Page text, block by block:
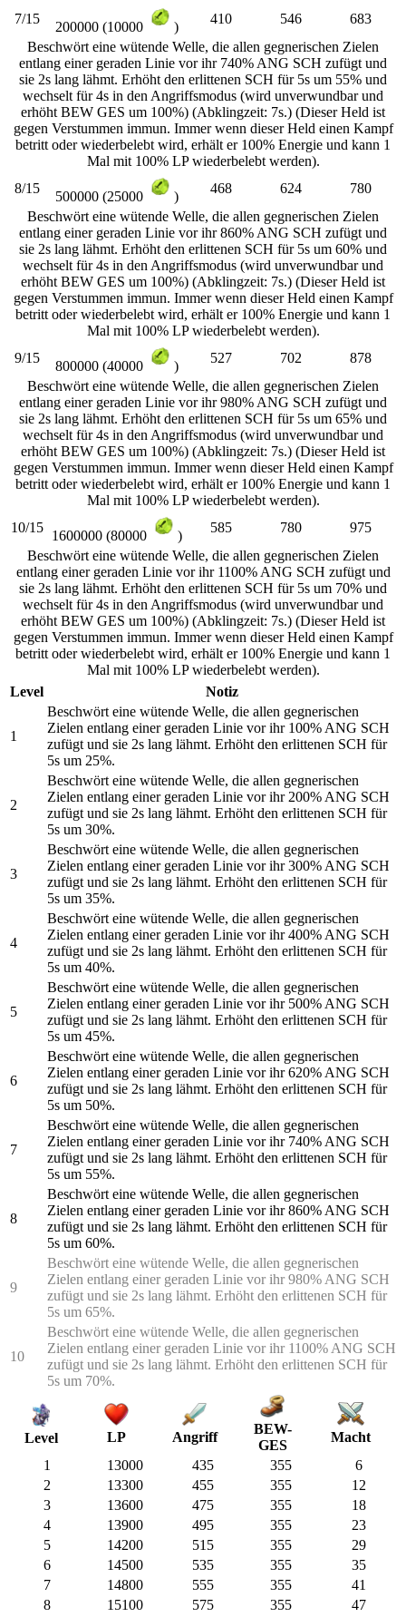
7/15
200000 (10000 )
410 546
683
Beschwört eine wütende Welle, die allen gegnerischen Zielen
entlang einer geraden Linie vor ihr 740% ANG SCH zufügt und
sie 2s lang lähmt. Erhöht den erlittenen SCH für 5s um 55% und
wechselt für 4s in den Angriffsmodus (wird unverwundbar und
erhöht BEW GES um 100%) (Abklingzeit: 7s.) (Dieser Held ist
gegen Verstummen immun. Immer wenn dieser Held einen Kampf
betritt oder wiederbelebt wird, erhält er 100% Energie und kann 1
Mal mit 100% LP wiederbelebt werden).
8/15
500000 (25000 )
468 624
780
Beschwört eine wütende Welle, die allen gegnerischen Zielen
entlang einer geraden Linie vor ihr 860% ANG SCH zufügt und
sie 2s lang lähmt. Erhöht den erlittenen SCH für 5s um 60% und
wechselt für 4s in den Angriffsmodus (wird unverwundbar und
erhöht BEW GES um 100%) (Abklingzeit: 7s.) (Dieser Held ist
gegen Verstummen immun. Immer wenn dieser Held einen Kampf
betritt oder wiederbelebt wird, erhält er 100% Energie und kann 1
Mal mit 100% LP wiederbelebt werden).
9/15
800000 (40000 )
527 702
878
Beschwört eine wütende Welle, die allen gegnerischen Zielen
entlang einer geraden Linie vor ihr 980% ANG SCH zufügt und
sie 2s lang lähmt. Erhöht den erlittenen SCH für 5s um 65% und
wechselt für 4s in den Angriffsmodus (wird unverwundbar und
erhöht BEW GES um 100%) (Abklingzeit: 7s.) (Dieser Held ist
gegen Verstummen immun. Immer wenn dieser Held einen Kampf
betritt oder wiederbelebt wird, erhält er 100% Energie und kann 1
Mal mit 100% LP wiederbelebt werden).
10/15
1600000 (80000 )
585 780
975
Beschwört eine wütende Welle, die allen gegnerischen Zielen
entlang einer geraden Linie vor ihr 1100% ANG SCH zufügt und
sie 2s lang lähmt. Erhöht den erlittenen SCH für 5s um 70% und
wechselt für 4s in den Angriffsmodus (wird unverwundbar und
erhöht BEW GES um 100%) (Abklingzeit: 7s.) (Dieser Held ist
gegen Verstummen immun. Immer wenn dieser Held einen Kampf
betritt oder wiederbelebt wird, erhält er 100% Energie und kann 1
Mal mit 100% LP wiederbelebt werden).
Level
Notiz
1
Beschwört eine wütende Welle, die allen gegnerischen
Zielen entlang einer geraden Linie vor ihr 100% ANG SCH
zufügt und sie 2s lang lähmt. Erhöht den erlittenen SCH für
5s um 25%.
2
Beschwört eine wütende Welle, die allen gegnerischen
Zielen entlang einer geraden Linie vor ihr 200% ANG SCH
zufügt und sie 2s lang lähmt. Erhöht den erlittenen SCH für
5s um 30%.
3
Beschwört eine wütende Welle, die allen gegnerischen
Zielen entlang einer geraden Linie vor ihr 300% ANG SCH
zufügt und sie 2s lang lähmt. Erhöht den erlittenen SCH für
5s um 35%.
4
Beschwört eine wütende Welle, die allen gegnerischen
Zielen entlang einer geraden Linie vor ihr 400% ANG SCH
zufügt und sie 2s lang lähmt. Erhöht den erlittenen SCH für
5s um 40%.
5
Beschwört eine wütende Welle, die allen gegnerischen
Zielen entlang einer geraden Linie vor ihr 500% ANG SCH
zufügt und sie 2s lang lähmt. Erhöht den erlittenen SCH für
5s um 45%.
6
Beschwört eine wütende Welle, die allen gegnerischen
Zielen entlang einer geraden Linie vor ihr 620% ANG SCH
zufügt und sie 2s lang lähmt. Erhöht den erlittenen SCH für
5s um 50%.
7
Beschwört eine wütende Welle, die allen gegnerischen
Zielen entlang einer geraden Linie vor ihr 740% ANG SCH
zufügt und sie 2s lang lähmt. Erhöht den erlittenen SCH für
5s um 55%.
8
Beschwört eine wütende Welle, die allen gegnerischen
Zielen entlang einer geraden Linie vor ihr 860% ANG SCH
zufügt und sie 2s lang lähmt. Erhöht den erlittenen SCH für
5s um 60%.
9
Beschwört eine wütende Welle, die allen gegnerischen
Zielen entlang einer geraden Linie vor ihr 980% ANG SCH
zufügt und sie 2s lang lähmt. Erhöht den erlittenen SCH für
5s um 65%.
10
Beschwört eine wütende Welle, die allen gegnerischen
Zielen entlang einer geraden Linie vor ihr 1100% ANG SCH
zufügt und sie 2s lang lähmt. Erhöht den erlittenen SCH für
5s um 70%.
Level LP Angriff
BEW-
GES
Macht
1
13000 435 355
6
2
13300 455 355
12
3
13600 475 355
18
4
13900 495 355
23
5
14200 515 355
29
6
14500 535 355
35
7
14800 555 355
41
8
15100 575 355
47